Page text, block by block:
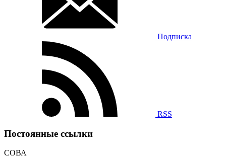
Подписка
RSS
Постоянные ссылки
СОВА